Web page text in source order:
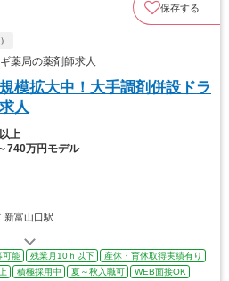
保存する
薬局の薬剤師求人
模拡大中！大手調剤併設ドラ
人
上
740万円モデル
新富山口駅
可能 残業月10ｈ以下
産休・育休取得実績有り
積極採用中 夏～秋入職可 WEB面接OK